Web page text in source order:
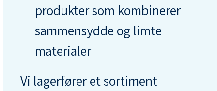
produkter som kombinerer
sammensydde og limte
materialer
Vi lagerfører et sortiment